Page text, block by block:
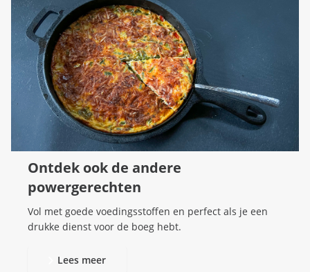
Ontdek ook de andere
powergerechten
Vol met goede voedingsstoffen en perfect als je een
drukke dienst voor de boeg hebt.
Lees meer